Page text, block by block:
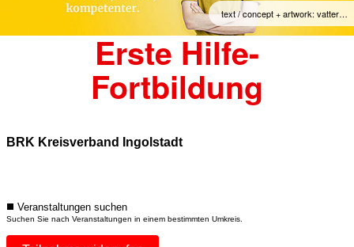
text / concept + artwork: vatter…
Erste Hilfe-
Fortbildung